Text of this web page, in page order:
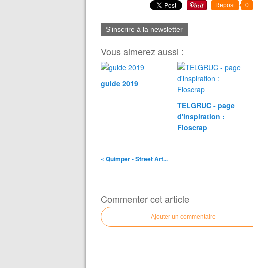
Repost 0
S'inscrire à la newsletter
Vous aimerez aussi :
guide 2019
TELGRUC - page
d'inspiration :
Floscrap
« Quimper - Street Art...
Commenter cet article
Ajouter un commentaire